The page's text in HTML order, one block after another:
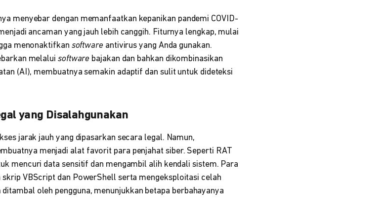
menyebar dengan memanfaatkan kepanikan pandemi COVID-
ancaman yang jauh lebih canggih. Fiturnya lengkap, mulai
menonaktifkan software antivirus yang Anda gunakan.
melalui software bajakan dan bahkan dikombinasikan
(AI), membuatnya semakin adaptif dan sulit untuk dideteksi
yang Disalahgunakan
jarak jauh yang dipasarkan secara legal. Namun,
menjadi alat favorit para penjahat siber. Seperti RAT
mencuri data sensitif dan mengambil alih kendali sistem. Para
VBScript dan PowerShell serta mengeksploitasi celah
oleh pengguna, menunjukkan betapa berbahayanya